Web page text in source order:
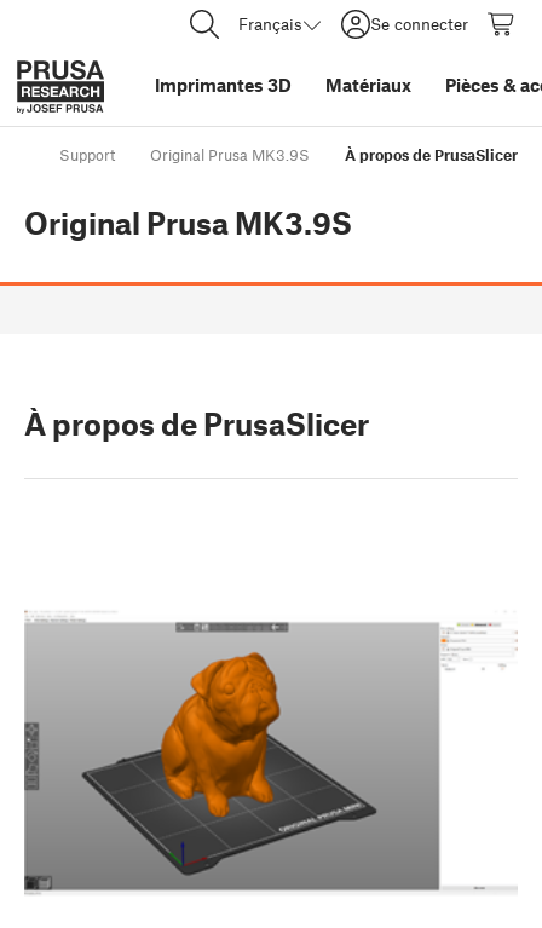
Français Se connecter
Imprimantes 3D Matériaux Pièces &
Support Original Prusa MK3.9S À propos de PrusaSlicer
Original Prusa MK3.9S
À propos de PrusaSlicer